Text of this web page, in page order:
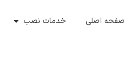
صفحه اصلی خدمات نصب